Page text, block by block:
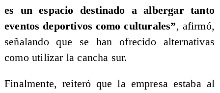
es un espacio destinado a albergar tanto
eventos deportivos como culturales”, afirmó,
señalando que se han ofrecido alternativas
como utilizar la cancha sur.
Finalmente, reiteró que la empresa estaba al